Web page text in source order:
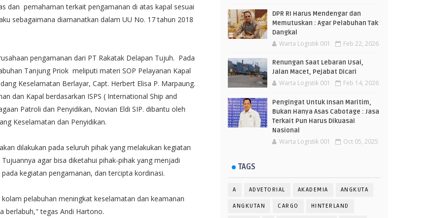
dan pemahaman terkait pengamanan di atas kapal sesuai
sebagaimana diamanatkan dalam UU No. 17 tahun 2018
pengamanan dari PT Rakatak Delapan Tujuh. Pada
Tanjung Priok meliputi materi SOP Pelayanan Kapal
Keselamatan Berlayar, Capt. Herbert Elisa P. Marpaung.
dan Kapal berdasarkan ISPS ( International Ship and
Patroli dan Penyidikan, Novian Eldi SIP. dibantu oleh
Keselamatan dan Penyidikan.
dilakukan pada seluruh pihak yang melakukan kegiatan
agar bisa diketahui pihak-pihak yang menjadi
kegiatan pengamanan, dan tercipta kordinasi.
pelabuhan meningkat keselamatan dan keamanan
berlabuh," tegas Andi Hartono.
DPR RI Harus Mendengar dan
Memutuskan : Agar Pelabuhan Tak
Dangkal
Warta Logistik 001 Feb 22, 2026
Renungan Saat Lebaran Usai,
Jalan Macet, Pejabat Dicari
Warta Logistik 001 Feb 14, 2026
Pengingat Untuk Insan Maritim,
Bukan Hanya Asas Cabotage : Jasa
Terkait Pun Harus Dikuasai
Nasional
Warta Logistik 001 Oct 05, 2025
TAGS
A ADVETORIAL AKADEMIA ANGKUTA
ANGKUTAN CARGO HINTERLAND